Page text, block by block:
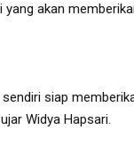
yang akan
siap
Widya Hapsari.